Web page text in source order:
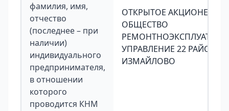
фамилия, имя,
отчество
(последнее – при
наличии)
индивидуального
предпринимателя,
в отношении
которого
проводится КНМ
ОТКРЫТОЕ
ОБЩЕСТВО
УПРАВЛЕНИЕ 22 РАЙОНА
ИЗМАЙЛОВО